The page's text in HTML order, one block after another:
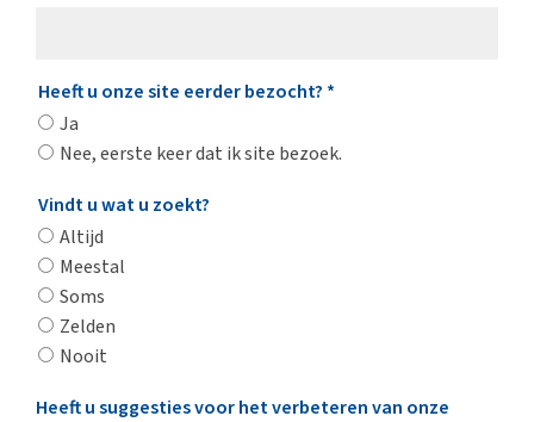
Heeft u onze site eerder bezocht? *
Ja
Nee, eerste keer dat ik site bezoek.
Vindt u wat u zoekt?
Altijd
Meestal
Soms
Zelden
Nooit
Heeft u suggesties voor het verbeteren van onze